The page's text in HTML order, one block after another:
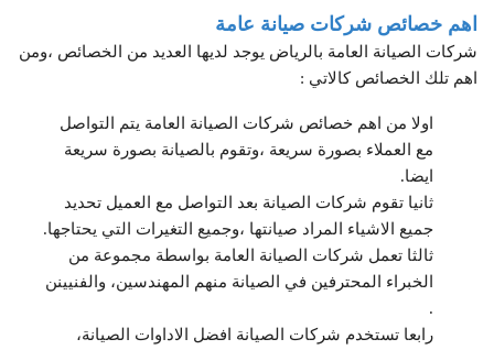
اهم خصائص شركات صيانة عامة
شركات الصيانة العامة بالرياض يوجد لديها العديد من الخصائص ،ومن
اهم تلك الخصائص كالاتي :
اولا من اهم خصائص شركات الصيانة العامة يتم التواصل
مع العملاء بصورة سريعة ،وتقوم بالصيانة بصورة سريعة
ايضا.
ثانيا تقوم شركات الصيانة بعد التواصل مع العميل تحديد
جميع الاشياء المراد صيانتها ،وجميع التغيرات التي يحتاجها.
ثالثا تعمل شركات الصيانة العامة بواسطة مجموعة من
الخبراء المحترفين في الصيانة منهم المهندسين، والفنيينن
.
رابعا تستخدم شركات الصيانة افضل الاداوات الصيانة،